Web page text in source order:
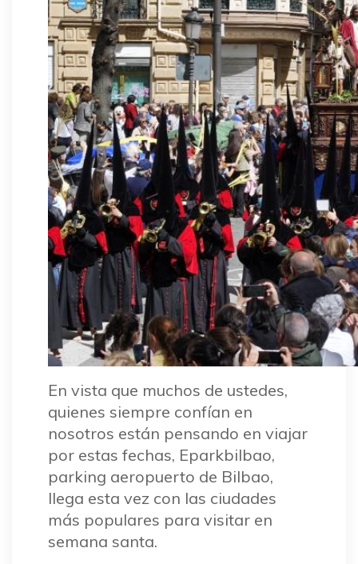
En vista que muchos de ustedes,
quienes siempre confían en
nosotros están pensando en viajar
por estas fechas, Eparkbilbao,
parking aeropuerto de Bilbao,
llega esta vez con las ciudades
más populares para visitar en
semana santa.